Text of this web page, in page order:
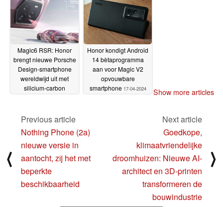
Magic6 RSR: Honor
brengt nieuwe Porsche
Design-smartphone
wereldwijd uit met
silicium-carbon
Honor kondigt Android
14 bètaprogramma
aan voor Magic V2
opvouwbare
smartphone 17-04-2024 Show more articles
⟨
Previous article
Nothing Phone (2a)
nieuwe versie in
aantocht, zij het met
beperkte
beschikbaarheid
Next article
Goedkope,
klimaatvriendelijke
droomhuizen: Nieuwe AI-
architect en 3D-printen
transformeren de
bouwindustrie
⟩